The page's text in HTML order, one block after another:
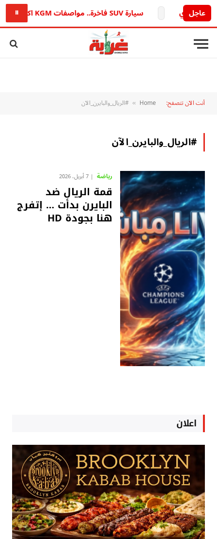
عاجل سيارة SUV فاخرة.. مواصفات KGM اكتيون 2026 في مصر ⏸
أنت الآن تتصفح: Home
» #الريال_والبايرن_الآن
#الريال_والبايرن_الآن
رياضة 7 أبريل، 2026
قمة الريال ضد
البايرن بدأت … إتفرج
هنا بجودة HD
اعلان